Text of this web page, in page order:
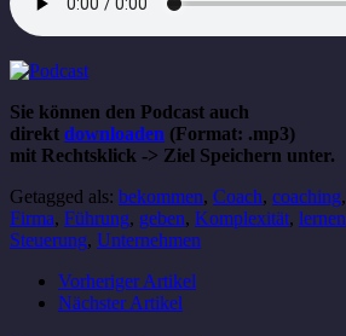
Sie können den Podcast auch
direkt downloaden (Format: .mp3)
mit Rechtsklick -> Ziel Speichern unter.
Getagged als: bekommen, Coach, coaching,
Firma, Führung, geben, Komplexität, lernen
Steuerung, Unternehmen
Vorheriger Artikel
Nächster Artikel